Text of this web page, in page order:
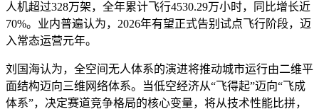
人机超过328万架，全年累计飞行4530.29万小时，同比增长近
70%。业内普遍认为，2026年有望正式告别试点飞行阶段，迈
入常态运营元年。
刘国海认为，全空间无人体系的演进将推动城市运行由二维平
面结构迈向三维网络体系。当低空经济从“飞得起”迈向“飞成
体系”，决定赛道竞争格局的核心变量，将从技术性能比拼，